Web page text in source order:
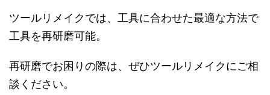
ツールリメイクでは、工具に合わせた最適な方法で
工具を再研磨可能。
再研磨でお困りの際は、ぜひツールリメイクにご相
談ください。